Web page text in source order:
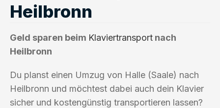
Heilbronn
Geld sparen beim Klaviertransport nach
Heilbronn
Du planst einen Umzug von Halle (Saale) nach
Heilbronn und möchtest dabei auch dein Klavier
sicher und kostengünstig transportieren lassen?